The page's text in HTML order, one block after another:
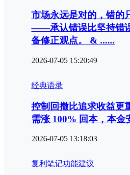
市场永远是对的，错的
——承认错误比坚持错
备修正观点。 & ......
2026-07-05 15:20:49
经典语录
控制回撤比追求收益
需涨 100% 回本，本金
2026-07-05 13:18:03
复利笔记功能建议